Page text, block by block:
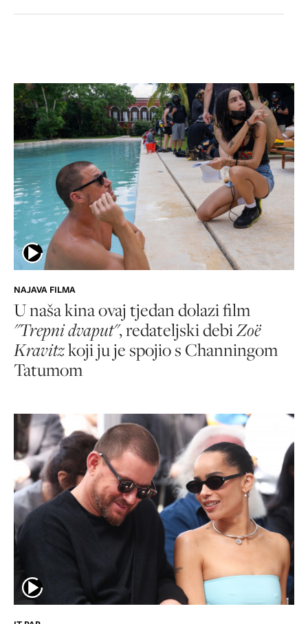
NAJAVA FILMA
U naša kina ovaj tjedan dolazi film
"Trepni dvaput", redateljski debiZoë
Kravitzkoji ju je spojio s Channingom
Tatumom